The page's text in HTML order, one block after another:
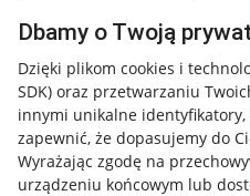
Dbamy o Twoją
Dzięki plikom cookies i
SDK) oraz przetwarzaniu
innymi unikalne
zapewnić, że dopasujemy do
Wyrażając zgodę na
urządzeniu końcowym lub